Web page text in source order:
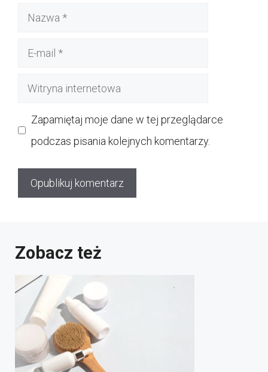
Nazwa
Witryna
Zapamiętaj moje dane w tej przeglądarce
podczas pisania kolejnych komentarzy.
Zobacz też